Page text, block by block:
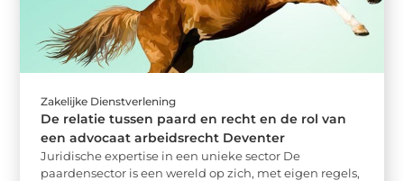
Zakelijke Dienstverlening
De relatie tussen paard en recht en de rol van
een advocaat arbeidsrecht Deventer
Juridische expertise in een unieke sector De
paardensector is een wereld op zich, met eigen regels,